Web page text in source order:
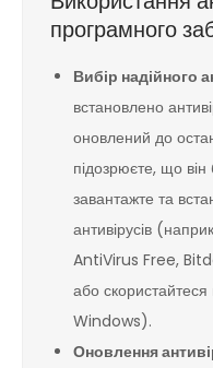
програмного
Вибір надійного
встановлено
оновлений до
підозрюєте, що
завантажте та
антивірусів
AntiVirus Free,
або
Windows).
Оновлення